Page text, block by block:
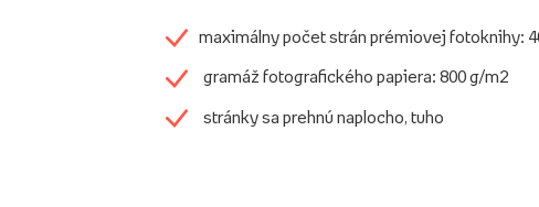
maximálny počet strán prémiovej fotoknihy:
gramáž fotografického papiera: 800 g/m2
stránky sa prehnú naplocho, tuho